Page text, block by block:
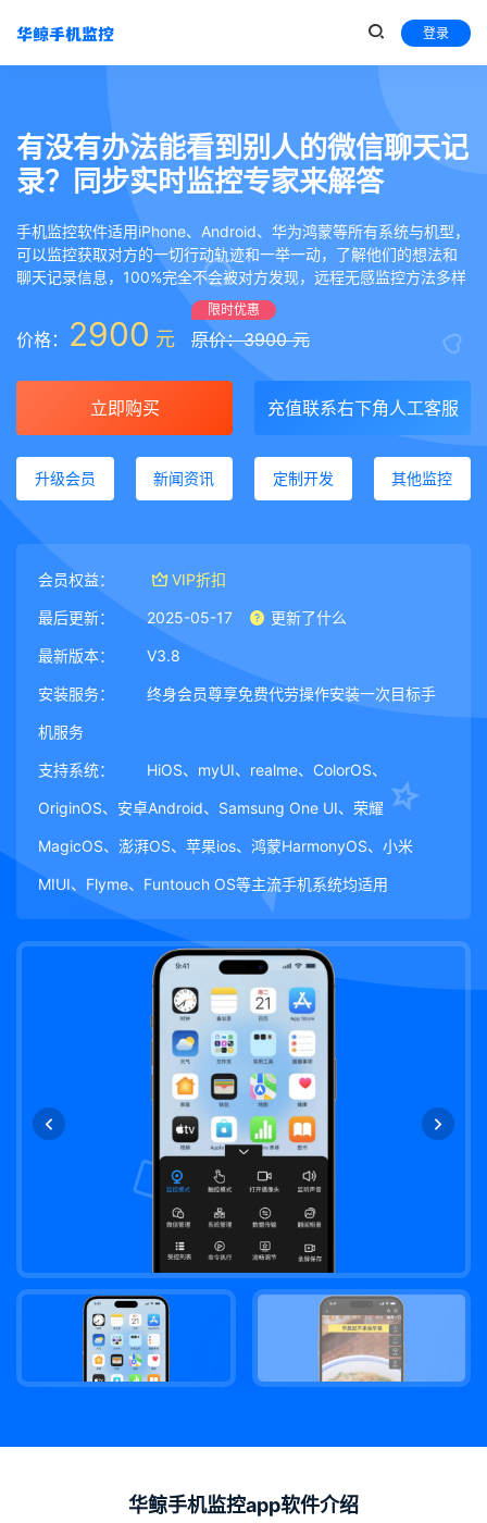
登录
有没有办法能看到别人的微信聊天记
录？同步实时监控专家来解答
手机监控软件适用iPhone、Android、华为鸿蒙等所有系统与机型，
可以监控获取对方的一切行动轨迹和一举一动，了解他们的想法和
聊天记录信息，100%完全不会被对方发现，远程无感监控方法多样
价格： 2900 元
限时优惠
原价：3900 元
立即购买 充值联系右下角人工客服
升级会员 新闻资讯 定制开发 其他监控
会员权益： VIP折扣
最后更新： 2025-05-17 更新了什么
最新版本： V3.8
安装服务： 终身会员尊享免费代劳操作安装一次目标手
机服务
支持系统： HiOS、myUI、realme、ColorOS、
OriginOS、安卓Android、Samsung One UI、荣耀
MagicOS、澎湃OS、苹果ios、鸿蒙HarmonyOS、小米
MIUI、Flyme、Funtouch OS等主流手机系统均适用
华鲸手机监控app软件介绍